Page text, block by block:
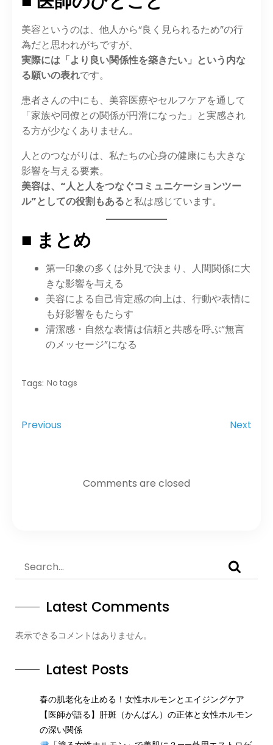
美容というのは、他人から“良く見られるため”の行
為だと思われがちですが、
実際には「より良い関係性を築きたい」という内な
る願いの表れです。
患者さんの中にも、美容医療やセルフケアを通して
「家族や同僚との関係が円滑になった」と実感され
る方が少なくありません。
人とのつながりは、私たちの心身の健康にも大きな
影響を与える要素。
美容は、“人と人をつなぐコミュニケーションツー
ル”としての役割もあると私は感じています。
■ まとめ
第一印象の多くは外見で決まり、人間関係に大
きな影響を与える
美容による自己肯定感の向上は、行動や表情に
も好影響をもたらす
清潔感・自然な表情は信頼と共感を呼ぶ“無言
のメッセージ”になる
Tags: No tags
Previous Next
Comments are closed
Latest Comments
表示できるコメントはありません。
Latest Posts
春の肌老化を止める！女性ホルモンとエイジングケア
【医師が語る】肝斑（かんぱん）の正体と女性ホルモン
の深い関係